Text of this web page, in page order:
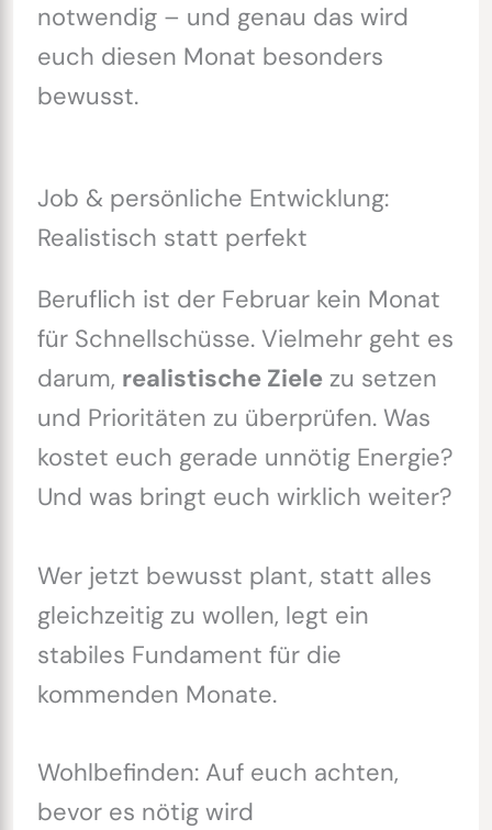
notwendig – und genau das wird
euch diesen Monat besonders
bewusst.
Job & persönliche Entwicklung:
Realistisch statt perfekt
Beruflich ist der Februar kein Monat
für Schnellschüsse. Vielmehr geht es
darum, realistische Zielezu setzen
und Prioritäten zu überprüfen. Was
kostet euch gerade unnötig Energie?
Und was bringt euch wirklich weiter?
Wer jetzt bewusst plant, statt alles
gleichzeitig zu wollen, legt ein
stabiles Fundament für die
kommenden Monate.
Wohlbefinden: Auf euch achten,
bevor es nötig wird